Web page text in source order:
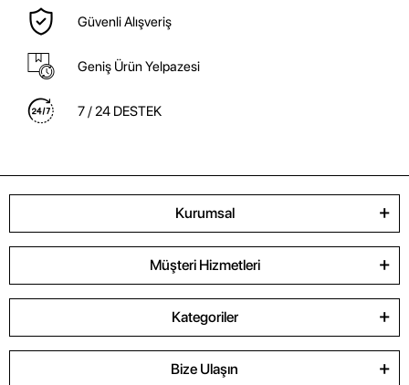
Güvenli Alışveriş
Geniş Ürün Yelpazesi
7 / 24 DESTEK
Kurumsal
Müşteri Hizmetleri
Kategoriler
Bize Ulaşın